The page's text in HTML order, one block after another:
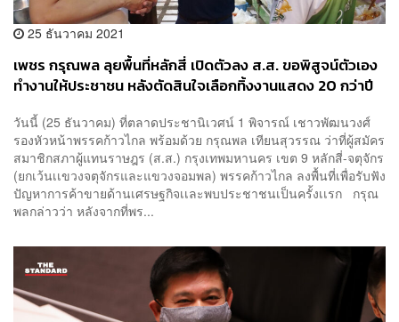
25 ธันวาคม 2021
เพชร กรุณพล ลุยพื้นที่หลักสี่ เปิดตัวลง ส.ส. ขอพิสูจน์ตัวเอง
ทำงานให้ประชาชน หลังตัดสินใจเลือกทิ้งงานแสดง 20 กว่าปี
วันนี้ (25 ธันวาคม) ที่ตลาดประชานิเวศน์ 1 พิจารณ์ เชาวพัฒนวงศ์
รองหัวหน้าพรรคก้าวไกล พร้อมด้วย กรุณพล เทียนสุวรรณ ว่าที่ผู้สมัคร
สมาชิกสภาผู้แทนราษฎร (ส.ส.) กรุงเทพมหานคร เขต 9 หลักสี่-จตุจักร
(ยกเว้นเเขวงจตุจักรและแขวงจอมพล) พรรคก้าวไกล ลงพื้นที่เพื่อรับฟัง
ปัญหาการค้าขายด้านเศรษฐกิจเเละพบประชาชนเป็นครั้งเเรก กรุณ
พลกล่าวว่า หลังจากที่พร...